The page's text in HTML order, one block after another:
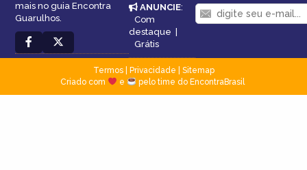
mais no guia Encontra
Guarulhos.
ANUNCIE:
Com
destaque
Grátis
Termos| Privacidade
Sitemap
Criado com
e pelo time do EncontraBrasil